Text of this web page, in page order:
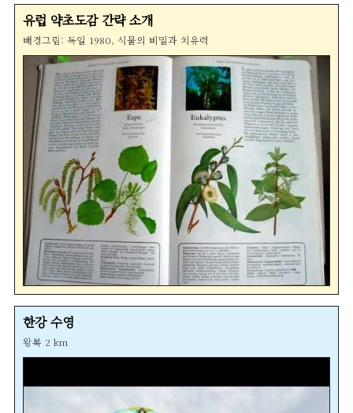
유럽 약초도감 간략 소개
배경그림: 독일 1980, 식물의 비밀과 치유력
한강 수영
왕복 2 km